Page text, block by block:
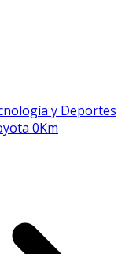
y Deportes
0Km